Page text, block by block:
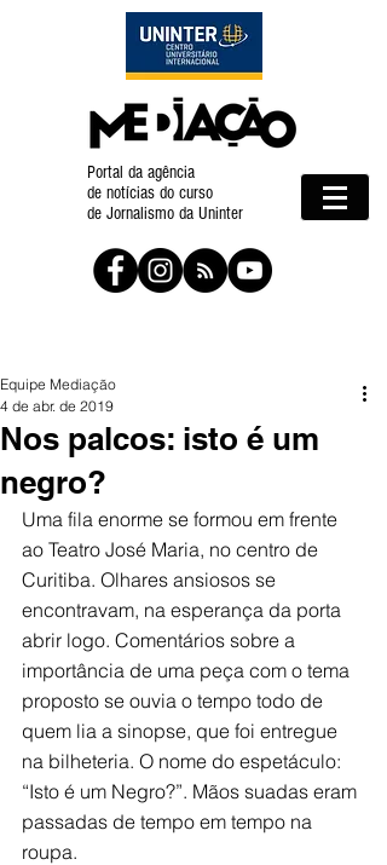
Portal da agência
de notícias do curso
de Jornalismo da Uninter
Nos palcos: isto é um
negro?
Equipe Mediação
4 de abr. de 2019
Uma fila enorme se formou em frente
ao Teatro José Maria, no centro de
Curitiba. Olhares ansiosos se
encontravam, na esperança da porta
abrir logo. Comentários sobre a
importância de uma peça com o tema
proposto se ouvia o tempo todo de
quem lia a sinopse, que foi entregue
na bilheteria. O nome do espetáculo:
“Isto é um Negro?”. Mãos suadas eram
passadas de tempo em tempo na
roupa.